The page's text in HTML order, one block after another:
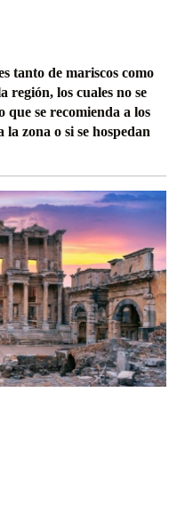
tanto de mariscos como
región, los cuales no se
que se recomienda a los
zona o si se hospedan